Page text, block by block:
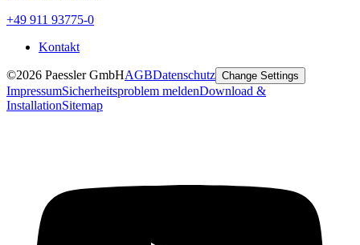
+49 911 93775-0
Kontakt
©2026 Paessler GmbHAGBDatenschutz Change Settings
ImpressumSicherheitsproblem meldenDownload &
InstallationSitemap